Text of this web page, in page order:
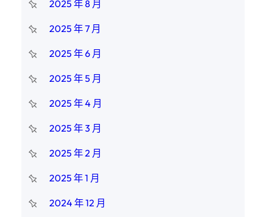
2025 年 8 月
2025 年 7 月
2025 年 6 月
2025 年 5 月
2025 年 4 月
2025 年 3 月
2025 年 2 月
2025 年 1 月
2024 年 12 月